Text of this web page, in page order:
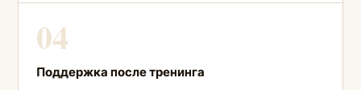
04
Поддержка после тренинга